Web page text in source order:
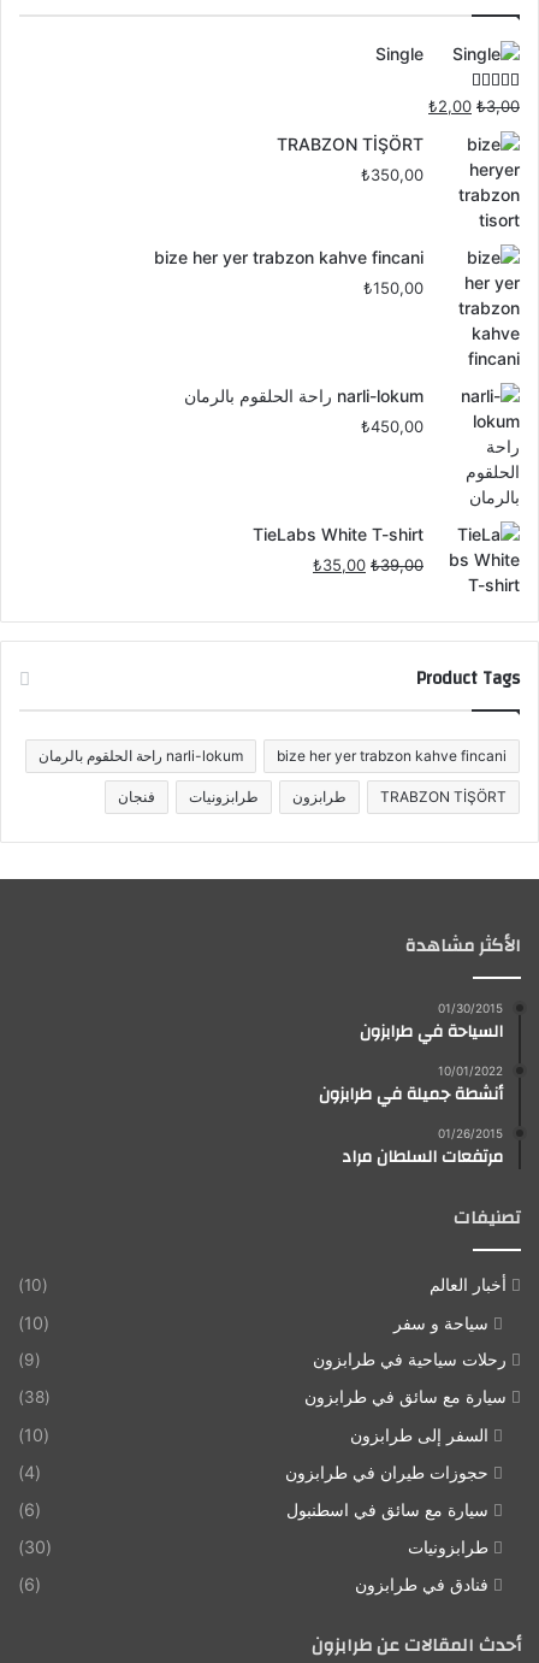
Single
تم التقييم
4.00
من 5
₺3,00
السعر
هو:
₺3,00.
₺2,00 السعر
هو:
₺2,00.
TRABZON TİŞÖRT
₺350,00
bize her yer trabzon kahve fincani
₺150,00
narli-lokum راحة الحلقوم بالرمان
₺450,00
TieLabs White T-shirt
₺39,00
السعر
₺39,00.
₺35,00 السعر
₺35,00.
Product Tags
bize her yer trabzon kahve fincani narli-lokum راحة الحلقوم بالرمان
TRABZON TİŞÖRT طرابزون طرابزونيات فنجان
الأكثر مشاهدة
01/30/2015
السياحة في طرابزون
10/01/2022
أنشطة جميلة في طرابزون
01/26/2015
مرتفعات السلطان مراد
تصنيفات
أخبار العالم (10)
سياحة و سفر (10)
رحلات سياحية في طرابزون
(9)
سيارة مع سائق في طرابزون
(38)
السفر إلى طرابزون
(10)
حجوزات طيران في طرابزون
(4)
سيارة مع سائق في اسطنبول
(6)
طرابزونيات
(30)
فنادق في طرابزون
(6)
أحدث المقالات عن طرابزون